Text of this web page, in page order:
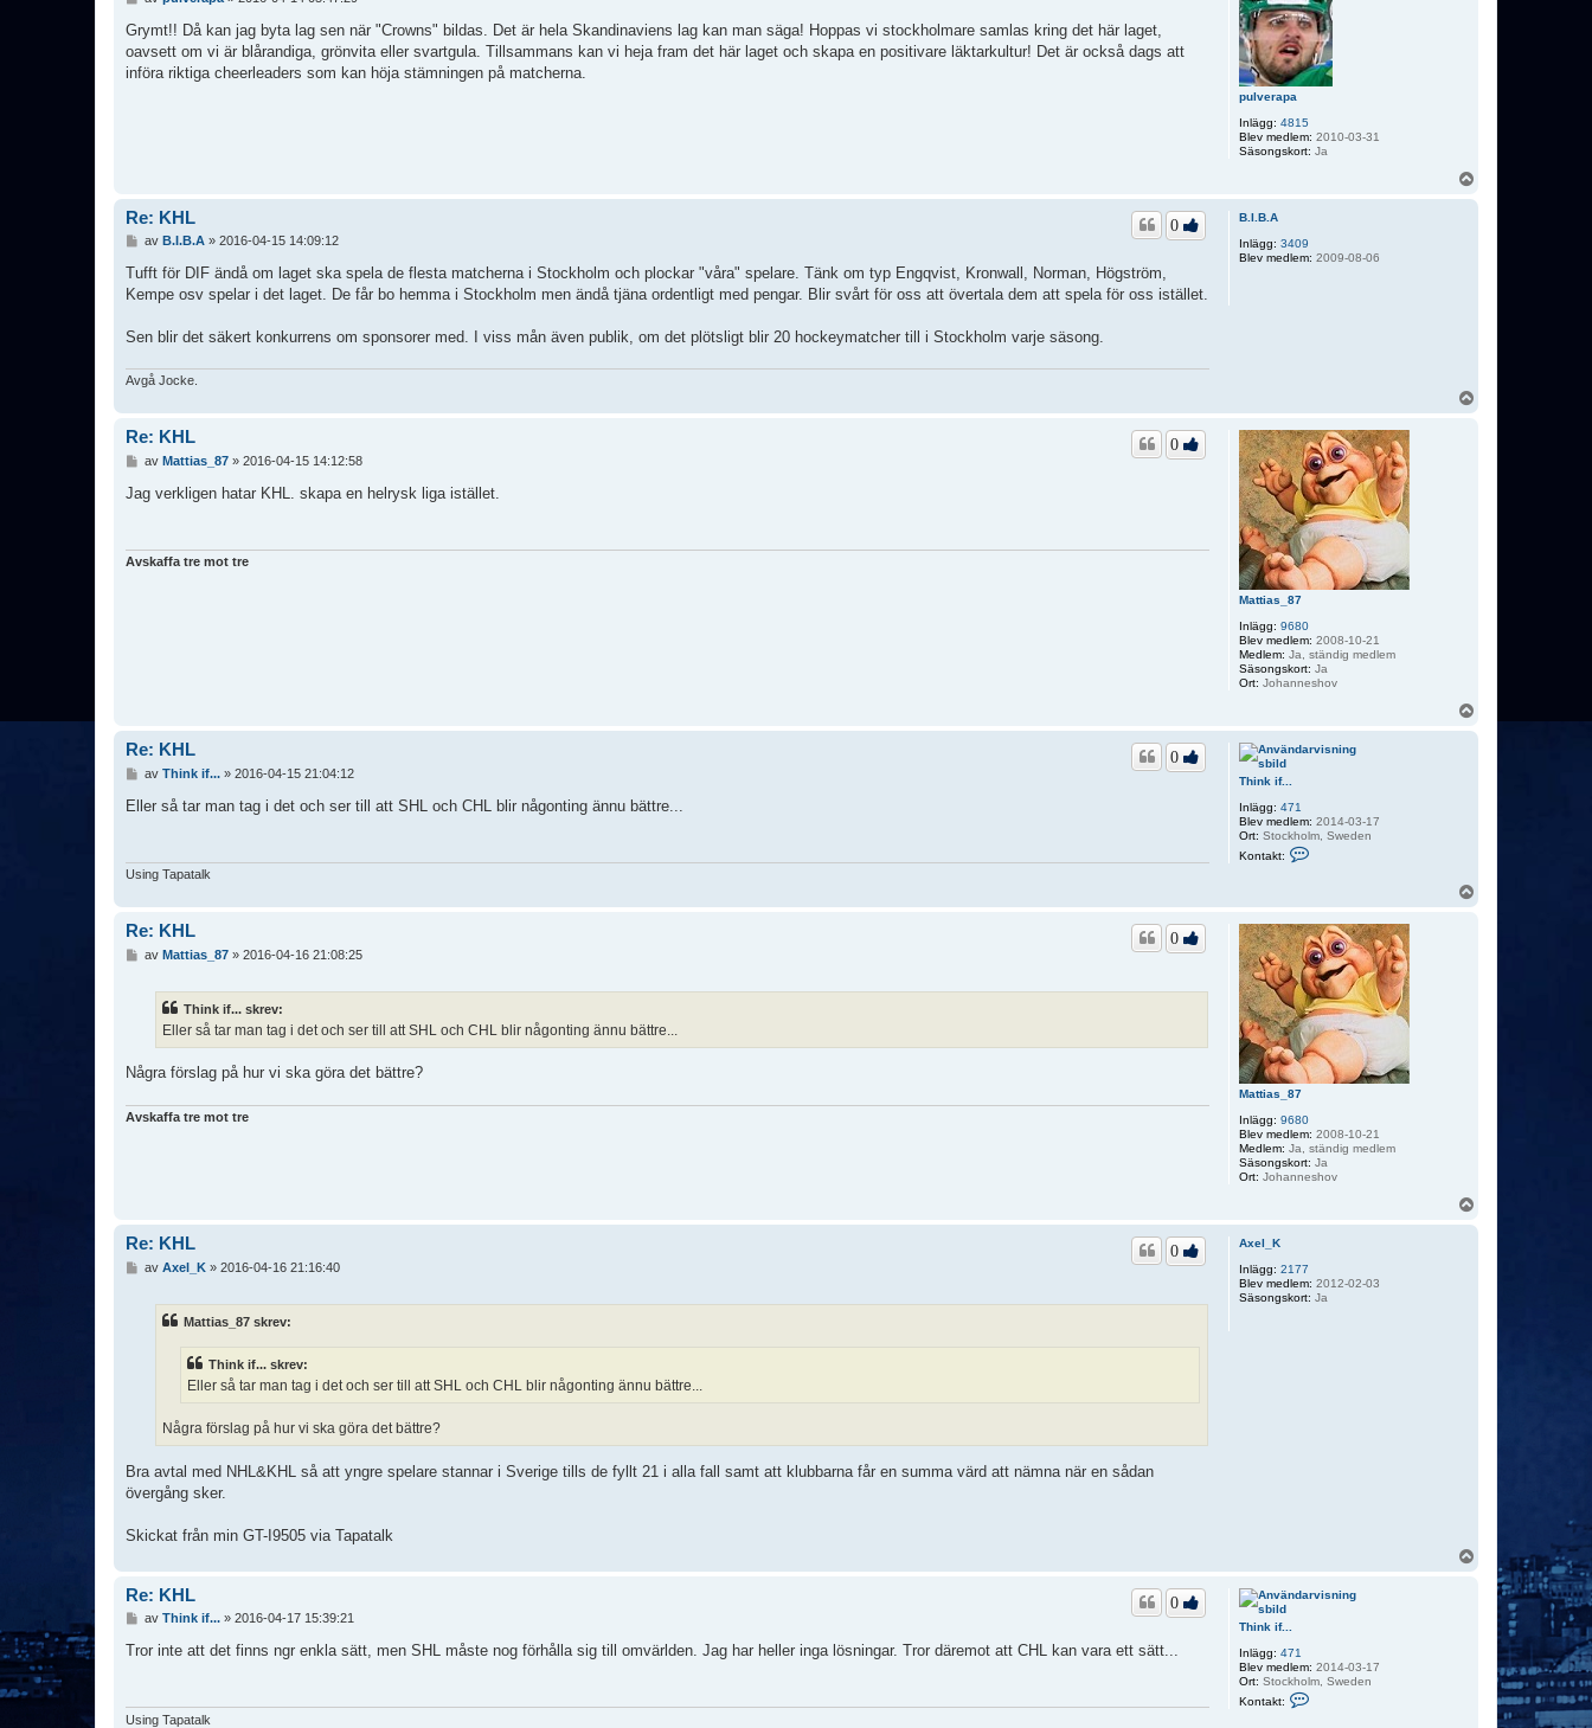
pulverapa
Inlägg: 4815
Blev medlem: 2010-03-31
Säsongskort: Ja
l
ä
g
g
Grymt!! Då kan jag byta lag sen när "Crowns" bildas. Det är hela Skandinaviens lag kan man säga! Hoppas vi stockholmare samlas kring det här laget,
oavsett om vi är blårandiga, grönvita eller svartgula. Tillsammans kan vi heja fram det här laget och skapa en positivare läktarkultur! Det är också dags att
införa riktiga cheerleaders som kan höja stämningen på matcherna.
B.I.B.A
Inlägg: 3409
Blev medlem: 2009-08-06
Re: KHL 0
l
g
av B.I.B.A» 2016-04-15 14:09:12
Tufft för DIF ändå om laget ska spela de flesta matcherna i Stockholm och plockar "våra" spelare. Tänk om typ Engqvist, Kronwall, Norman, Högström,
Kempe osv spelar i det laget. De får bo hemma i Stockholm men ändå tjäna ordentligt med pengar. Blir svårt för oss att övertala dem att spela för oss istället.
Sen blir det säkert konkurrens om sponsorer med. I viss mån även publik, om det plötsligt blir 20 hockeymatcher till i Stockholm varje säsong.
Avgå Jocke.
Mattias_87
Inlägg: 9680
Blev medlem: 2008-10-21
Medlem: Ja, ständig medlem
Säsongskort: Ja
Ort: Johanneshov
Re: KHL 0
l
ä
av Mattias_87» 2016-04-15 14:12:58
Jag verkligen hatar KHL. skapa en helrysk liga istället.
Avskaffa tre mot tre
Think if...
Inlägg: 471
Blev medlem: 2014-03-17
Ort: Stockholm, Sweden
Kontakt:
a
t
a
T
h
i
n
k
i
f
.
.
Re: KHL 0
l
av Think if...» 2016-04-15 21:04:12
Eller så tar man tag i det och ser till att SHL och CHL blir någonting ännu bättre...
Using Tapatalk
Mattias_87
Inlägg: 9680
Blev medlem: 2008-10-21
Medlem: Ja, ständig medlem
Säsongskort: Ja
Ort: Johanneshov
Re: KHL 0
av Mattias_87» 2016-04-16 21:08:25
Think if... skrev:
Eller så tar man tag i det och ser till att SHL och CHL blir någonting ännu bättre...
Några förslag på hur vi ska göra det bättre?
Avskaffa tre mot tre
Axel_K
Inlägg: 2177
Blev medlem: 2012-02-03
Säsongskort: Ja
Re: KHL 0
av Axel_K» 2016-04-16 21:16:40
Mattias_87 skrev:
Think if... skrev:
Eller så tar man tag i det och ser till att SHL och CHL blir någonting ännu bättre...
Några förslag på hur vi ska göra det bättre?
Bra avtal med NHL&KHL så att yngre spelare stannar i Sverige tills de fyllt 21 i alla fall samt att klubbarna får en summa värd att nämna när en sådan
övergång sker.
Skickat från min GT-I9505 via Tapatalk
Think if...
Inlägg: 471
Blev medlem: 2014-03-17
Ort: Stockholm, Sweden
Kontakt:
Re: KHL 0
l
av Think if...» 2016-04-17 15:39:21
Tror inte att det finns ngr enkla sätt, men SHL måste nog förhålla sig till omvärlden. Jag har heller inga lösningar. Tror däremot att CHL kan vara ett sätt...
Using Tapatalk